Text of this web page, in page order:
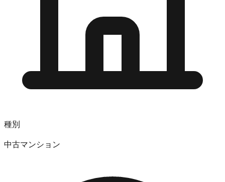
種別
中古マンション